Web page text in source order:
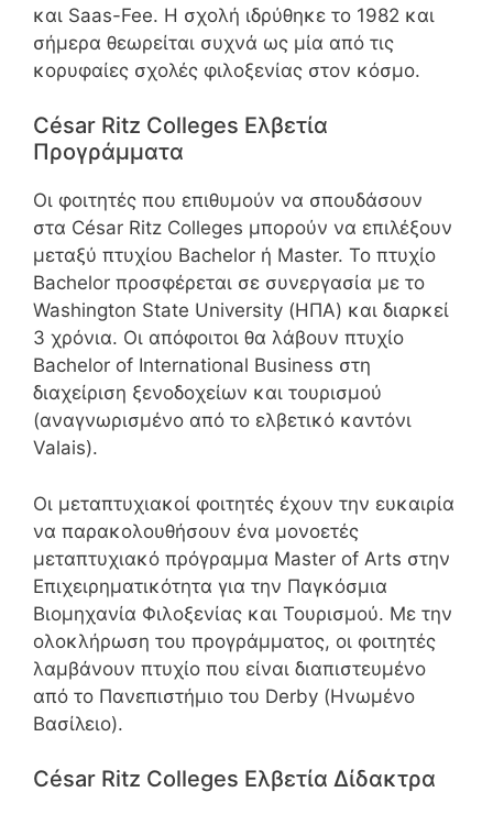
και Saas-Fee. Η σχολή ιδρύθηκε το 1982 και
σήμερα θεωρείται συχνά ως μία από τις
κορυφαίες σχολές φιλοξενίας στον κόσμο.
César Ritz Colleges Ελβετία
Προγράμματα
Οι φοιτητές που επιθυμούν να σπουδάσουν
στα César Ritz Colleges μπορούν να επιλέξουν
μεταξύ πτυχίου Bachelor ή Master. Το πτυχίο
Bachelor προσφέρεται σε συνεργασία με το
Washington State University (ΗΠΑ) και διαρκεί
3 χρόνια. Οι απόφοιτοι θα λάβουν πτυχίο
Bachelor of International Business στη
διαχείριση ξενοδοχείων και τουρισμού
(αναγνωρισμένο από το ελβετικό καντόνι
Valais).
Οι μεταπτυχιακοί φοιτητές έχουν την ευκαιρία
να παρακολουθήσουν ένα μονοετές
μεταπτυχιακό πρόγραμμα Master of Arts στην
Επιχειρηματικότητα για την Παγκόσμια
Βιομηχανία Φιλοξενίας και Τουρισμού. Με την
ολοκλήρωση του προγράμματος, οι φοιτητές
λαμβάνουν πτυχίο που είναι διαπιστευμένο
από το Πανεπιστήμιο του Derby (Ηνωμένο
Βασίλειο).
César Ritz Colleges Ελβετία Δίδακτρα